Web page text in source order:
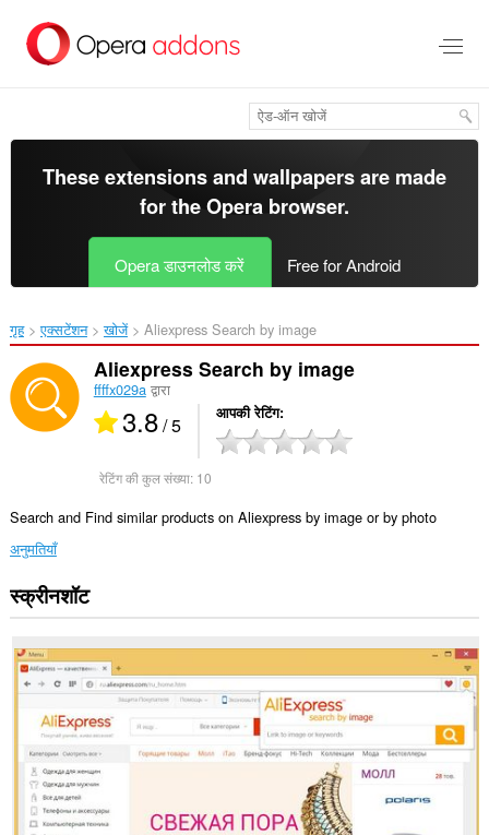
सामग्री
These extensions and wallpapers are made
for theOpera browser.
Opera डाउनलोड करें Free for Android
गृह एक्सटेंशन खोजें Aliexpress Search by image‎
Aliexpress Search by image
ffffx029a द्वारा
3.8/ 5 आपकी रेटिंग
रेटिंग की कुल संख्या: 10
Search and Find similar products on Aliexpress by image or by photo
अनुमतियाँ
यह
एक्सटेंशन
वेबसाइट
पर
आपके
डेटा
प्राप्त
सकता
स्क्रीनशॉट